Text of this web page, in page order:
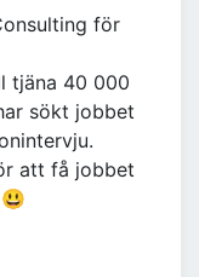
för
tjäna 40 000
sökt jobbet
att få jobbet